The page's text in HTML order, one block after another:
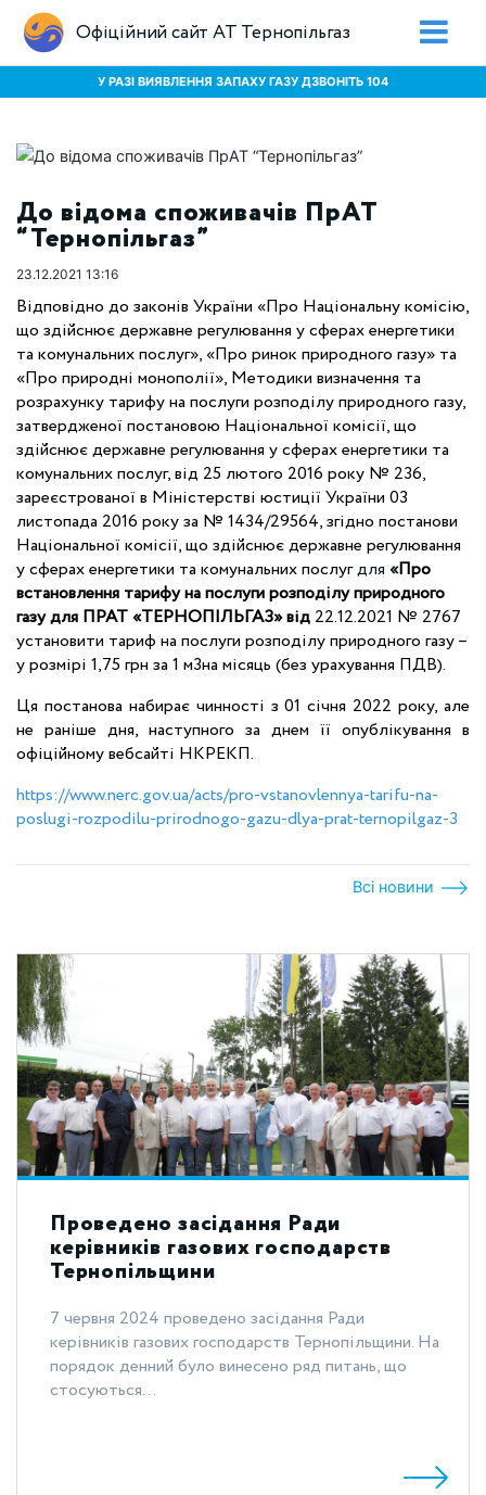
Офіційний сайт АТ Тернопільгаз
У РАЗІ ВИЯВЛЕННЯ ЗАПАХУ ГАЗУ ДЗВОНІТЬ 104
До відома споживачів ПрАТ
“Тернопільгаз”
23.12.2021 13:16
Відповідно до законів України «Про Національну комісію,
що здійснює державне регулювання у сферах енергетики
та комунальних послуг», «Про ринок природного газу» та
«Про природні монополії», Методики визначення та
розрахунку тарифу на послуги розподілу природного газу,
затвердженої постановою Національної комісії, що
здійснює державне регулювання у сферах енергетики та
комунальних послуг, від 25 лютого 2016 року № 236,
зареєстрованої в Міністерстві юстиції України 03
листопада 2016 року за № 1434/29564, згідно постанови
Національної комісії, що здійснює державне регулювання
у сферах енергетики та комунальних послугдля «Про
встановлення тарифу на послуги розподілу природного
газу для ПРАТ «ТЕРНОПІЛЬГАЗ» від 22.12.2021 № 2767
установити тариф на послуги розподілу природного газу –
у розмірі 1,75 грн за 1 м3на місяць (без урахування ПДВ).
Ця постанова набирає чинності з 01 січня 2022 року, але
не раніше дня, наступного за днем її опублікування в
офіційному вебсайті НКРЕКП.
https://www.nerc.gov.ua/acts/pro-vstanovlennya-tarifu-na-
poslugi-rozpodilu-prirodnogo-gazu-dlya-prat-ternopilgaz-3
Всі новини
Проведено засідання Ради
керівників газових господарств
Тернопільщини
7 червня 2024 проведено засідання Ради
керівників газових господарств Тернопільщини. На
порядок денний було винесено ряд питань, що
стосуються...